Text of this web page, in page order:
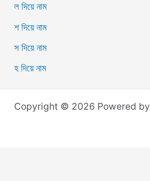
ল দিয়ে নাম
শ দিয়ে নাম
স দিয়ে নাম
হ দিয়ে নাম
Copyright © 2026 Powered by